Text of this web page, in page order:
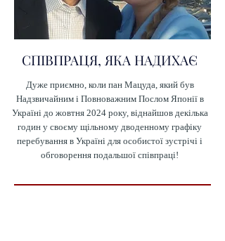
СПІВПРАЦЯ, ЯКА НАДИХАЄ
Дуже приємно, коли пан Мацуда, який був
Надзвичайним і Повноважним Послом Японії в
Україні до жовтня 2024 року, віднайшов декілька
годин у своєму щільному дводенному графіку
перебування в Україні для особистої зустрічі і
обговорення подальшої співпраці!